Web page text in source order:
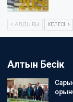
АЛДЫҢҒЫ КЕЛЕСІ
Алтын Бесік